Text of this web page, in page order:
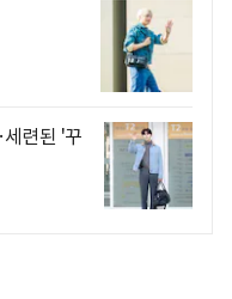
련된 '꾸